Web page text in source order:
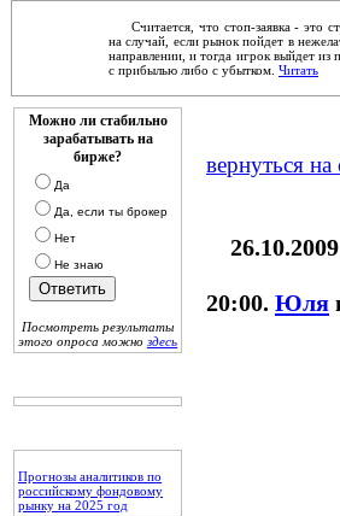
Считается, что стоп-заявка - это
на случай, если рынок пойдет в
направлении, и тогда игрок выйдет из
с прибылью либо с убытком. Читать
Можно ли стабильно
зарабатывать на
бирже?
Да
Да, если ты брокер
Нет
Не знаю
Посмотреть результаты
этого опроса можно здесь
Прогнозы аналитиков по
российскому фондовому
рынку на 2025 год
вернуться
20:00. Юля